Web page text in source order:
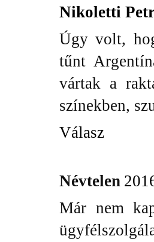
Nikoletti
Úgy volt,
tűnt
vártak a
színekben,
Válasz
Névtelen
Már nem